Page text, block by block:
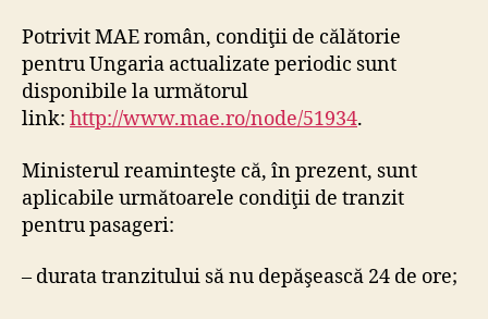
Potrivit MAE român, condiţii de călătorie
pentru Ungaria actualizate periodic sunt
disponibile la următorul
link: http://www.mae.ro/node/51934.
Ministerul reaminteşte că, în prezent, sunt
aplicabile următoarele condiţii de tranzit
pentru pasageri:
– durata tranzitului să nu depăşească 24 de ore;